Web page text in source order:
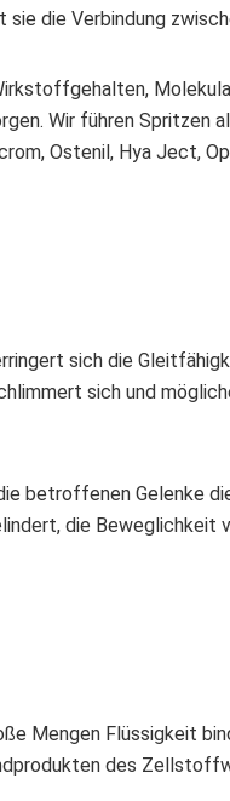
die Verbindung
Wir führen Spritzen
Ostenil, Hya Ject,
sich die
sich und
betroffenen Gelenke
die Beweglichkeit
Mengen Flüssigkeit
des